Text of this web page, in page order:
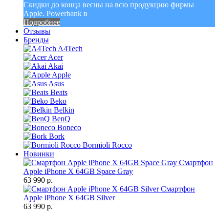
Скидки до конца весны на всю продукцию фирмы
Apple. Powerbank в
Подробнее
Отзывы
Бренды
A4Tech
Acer
Akai
Apple
Asus
Beats
Beko
Belkin
BenQ
Boneco
Bork
Bormioli Rocco
Новинки
Смартфон
Apple iPhone X 64GB Space Gray
63 990 р.
Смартфон
Apple iPhone X 64GB Silver
63 990 р.